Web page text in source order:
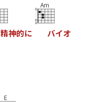
精神的に
Am
バイオ
E